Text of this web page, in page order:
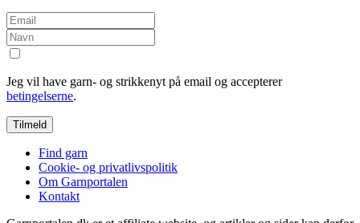
Jeg vil have garn- og strikkenyt på email og accepterer
betingelserne.
Find garn
Cookie- og privatlivspolitik
Om Garnportalen
Kontakt